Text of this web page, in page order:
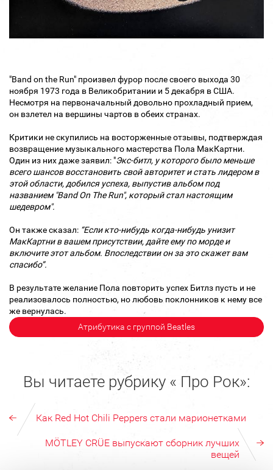
"Band on the Run" произвел фурор после своего выхода 30
ноября 1973 года в Великобритании и 5 декабря в США.
Несмотря на первоначальный довольно прохладный прием,
он взлетел на вершины чартов в обеих странах.
Критики не скупились на восторженные отзывы, подтверждая
возвращение музыкального мастерства Пола МакКартни.
Один из них даже заявил: "Экс-битл, у которого было меньше
всего шансов восстановить свой авторитет и стать лидером в
этой области, добился успеха, выпустив альбом под
названием "Band On The Run", который стал настоящим
шедевром".
Он также сказал: “Если кто-нибудь когда-нибудь унизит
МакКартни в вашем присутствии, дайте ему по морде и
включите этот альбом. Впоследствии он за это скажет вам
спасибо”.
В результате желание Пола повторить успех Битлз пусть и не
реализовалось полностью, но любовь поклонников к нему все
же вернулась.
Атрибутика с группой Beatles
Вы читаете рубрику « Про Рок»:
Как Red Hot Chili Peppers стали марионетками
MÖTLEY CRÜE выпускают сборник лучших
вещей